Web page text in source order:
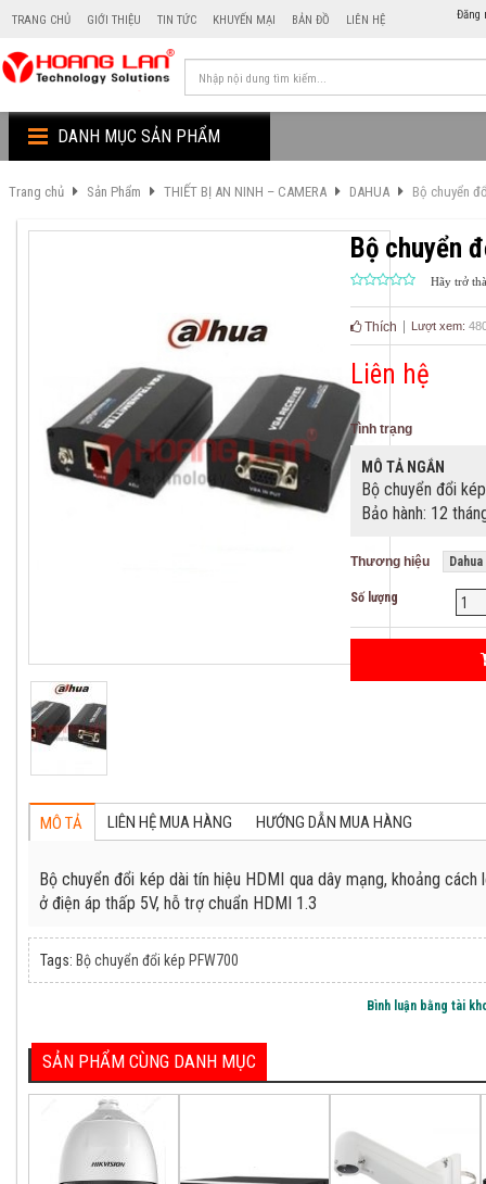
TRANG CHỦ GIỚI THIỆU TIN TỨC KHUYẾN MẠI BẢN ĐỒ LIÊN HỆ Đăng
DANH MỤC SẢN PHẨM
Trang chủ Sản Phẩm THIẾT BỊ AN NINH – CAMERA DAHUA Bộ chuyển
Bộ chuyển
Hãy trở
Thích Lượt xem:
Liên hệ
Tình trạng
MÔ TẢ NGẮN
Bộ chuyển đổi
Bảo hành: 12
Thương hiệu Dahua
Số lượng
MÔ TẢ LIÊN HỆ MUA HÀNG HƯỚNG DẪN MUA HÀNG
Bộ chuyển đổi kép dài tín hiệu HDMI qua dây mạng, khoảng
ở điện áp thấp 5V, hỗ trợ chuẩn HDMI 1.3
Tags: Bộ chuyển đổi kép PFW700
Bình luận bằng tài
SẢN PHẨM CÙNG DANH MỤC
39.800.000 đ